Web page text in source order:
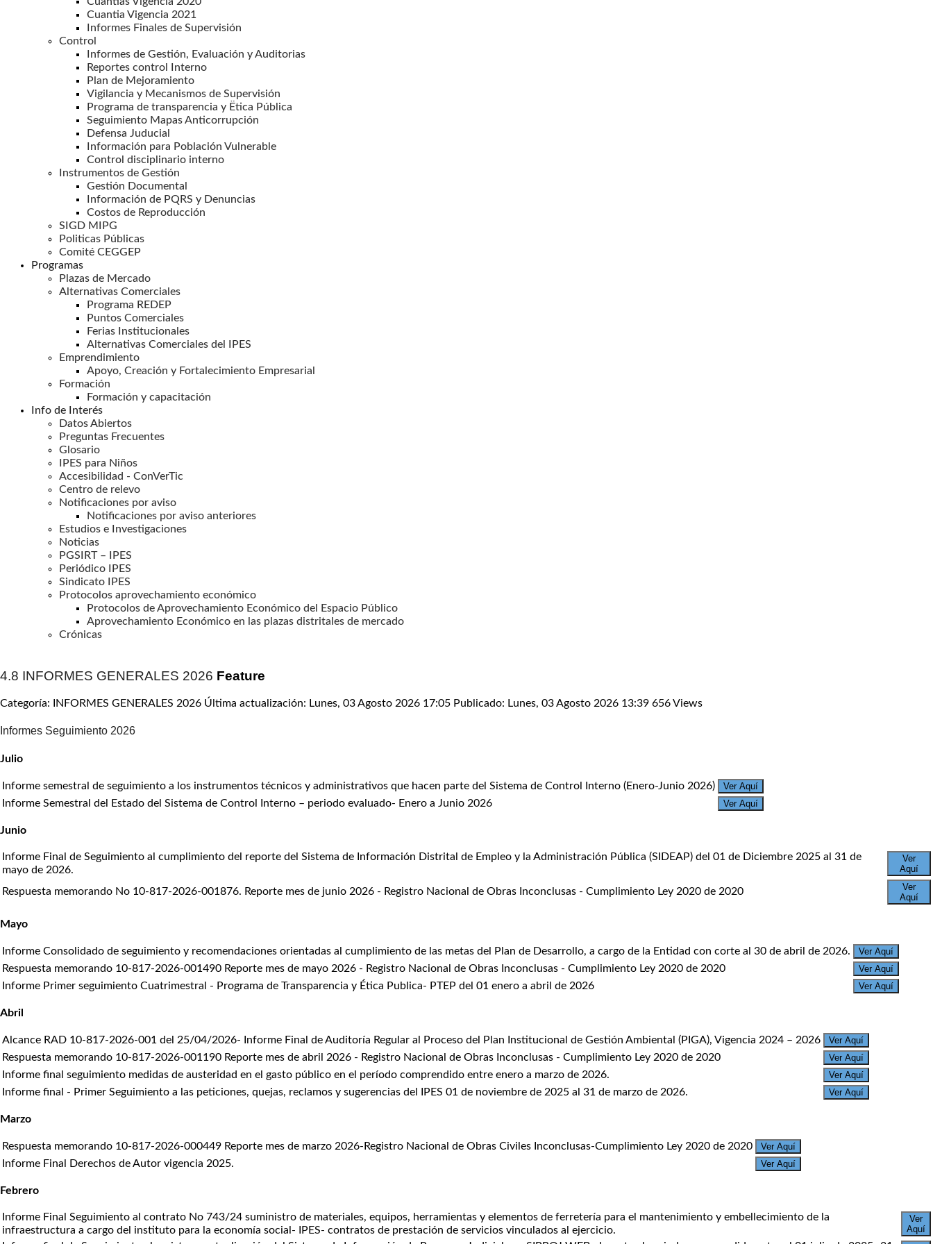
Cuantia Vigencia 2021
Informes Finales de Supervisión
Control
Informes de Gestión, Evaluación y Auditorias
Reportes control Interno
Plan de Mejoramiento
Vigilancia y Mecanismos de Supervisión
Programa de transparencia y Ëtica Pública
Seguimiento Mapas Anticorrupción
Defensa Juducial
Información para Población Vulnerable
Control disciplinario interno
Instrumentos de Gestión
Gestión Documental
Información de PQRS y Denuncias
Costos de Reproducción
SIGD MIPG
Politicas Públicas
Comité CEGGEP
Programas
Plazas de Mercado
Alternativas Comerciales
Programa REDEP
Puntos Comerciales
Ferias Institucionales
Alternativas Comerciales del IPES
Emprendimiento
Apoyo, Creación y Fortalecimiento Empresarial
Formación
Formación y capacitación
Info de Interés
Datos Abiertos
Preguntas Frecuentes
Glosario
IPES para Niños
Accesibilidad - ConVerTic
Centro de relevo
Notificaciones por aviso
Notificaciones por aviso anteriores
Estudios e Investigaciones
Noticias
PGSIRT – IPES
Periódico IPES
Sindicato IPES
Protocolos aprovechamiento económico
Protocolos de Aprovechamiento Económico del Espacio Público
Aprovechamiento Económico en las plazas distritales de mercado
Crónicas
4.8 INFORMES GENERALES 2026 Feature
Categoría: INFORMES GENERALES 2026 Última actualización: Lunes, 03 Agosto 2026 17:05 Publicado: Lunes, 03 Agosto 2026 13:39 656 Views
Informes Seguimiento 2026
Julio
Informe semestral de seguimiento a los instrumentos técnicos y administrativos que hacen parte del Sistema de Control Interno (Enero-Junio 2026) Ver Aquí
Informe Semestral del Estado del Sistema de Control Interno – periodo evaluado- Enero a Junio 2026 Ver Aquí
Junio
Informe Final de Seguimiento al cumplimiento del reporte del Sistema de Información Distrital de Empleo y la Administración Pública (SIDEAP) del 01 de Diciembre 2025 al 31 de
mayo de 2026.
Ver
Aquí
Respuesta memorando No 10-817-2026-001876. Reporte mes de junio 2026 - Registro Nacional de Obras Inconclusas - Cumplimiento Ley 2020 de 2020
Ver
Aquí
Mayo
Informe Consolidado de seguimiento y recomendaciones orientadas al cumplimiento de las metas del Plan de Desarrollo, a cargo de la Entidad con corte al 30 de abril de 2026. Ver Aquí
Respuesta memorando 10-817-2026-001490 Reporte mes de mayo 2026 - Registro Nacional de Obras Inconclusas - Cumplimiento Ley 2020 de 2020 Ver Aquí
Informe Primer seguimiento Cuatrimestral - Programa de Transparencia y Ética Publica- PTEP del 01 enero a abril de 2026 Ver Aquí
Abril
Alcance RAD 10-817-2026-001 del 25/04/2026- Informe Final de Auditoría Regular al Proceso del Plan Institucional de Gestión Ambiental (PIGA), Vigencia 2024 – 2026 Ver Aquí
Respuesta memorando 10-817-2026-001190 Reporte mes de abril 2026 - Registro Nacional de Obras Inconclusas - Cumplimiento Ley 2020 de 2020 Ver Aquí
Informe final seguimiento medidas de austeridad en el gasto público en el período comprendido entre enero a marzo de 2026. Ver Aquí
Informe final - Primer Seguimiento a las peticiones, quejas, reclamos y sugerencias del IPES 01 de noviembre de 2025 al 31 de marzo de 2026. Ver Aquí
Marzo
Respuesta memorando 10-817-2026-000449 Reporte mes de marzo 2026-Registro Nacional de Obras Civiles Inconclusas-Cumplimiento Ley 2020 de 2020 Ver Aquí
Informe Final Derechos de Autor vigencia 2025. Ver Aquí
Febrero
Informe Final Seguimiento al contrato No 743/24 suministro de materiales, equipos, herramientas y elementos de ferretería para el mantenimiento y embellecimiento de la
infraestructura a cargo del instituto para la economía social- IPES- contratos de prestación de servicios vinculados al ejercicio.
Ver
Aquí